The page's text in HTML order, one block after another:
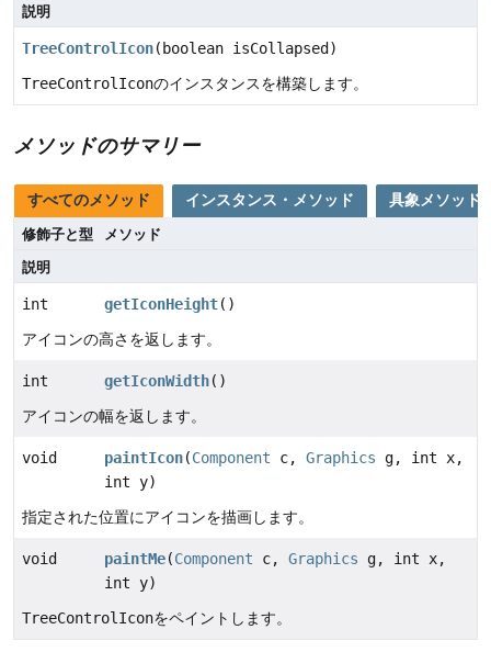
説明
TreeControlIcon(boolean isCollapsed)
TreeControlIconのインスタンスを構築します。
メソッドのサマリー
すべてのメソッド インスタンス・メソッド 具象メソッド
修飾子と型
メソッド
説明
int getIconHeight()
アイコンの高さを返します。
int getIconWidth()
アイコンの幅を返します。
void paintIcon(Component c, Graphics g, int x,
int y)
指定された位置にアイコンを描画します。
void paintMe(Component c, Graphics g, int x,
int y)
TreeControlIconをペイントします。